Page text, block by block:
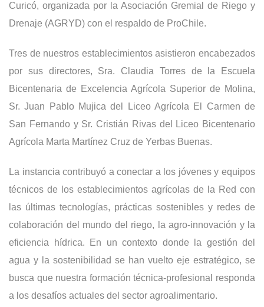
Curicó, organizada por la Asociación Gremial de Riego y
Drenaje (AGRYD) con el respaldo de ProChile.
Tres de nuestros establecimientos asistieron encabezados
por sus directores, Sra. Claudia Torres de la Escuela
Bicentenaria de Excelencia Agrícola Superior de Molina,
Sr. Juan Pablo Mujica del Liceo Agrícola El Carmen de
San Fernando y Sr. Cristián Rivas del Liceo Bicentenario
Agrícola Marta Martínez Cruz de Yerbas Buenas.
La instancia contribuyó a conectar a los jóvenes y equipos
técnicos de los establecimientos agrícolas de la Red con
las últimas tecnologías, prácticas sostenibles y redes de
colaboración del mundo del riego, la agro-innovación y la
eficiencia hídrica. En un contexto donde la gestión del
agua y la sostenibilidad se han vuelto eje estratégico, se
busca que nuestra formación técnica-profesional responda
a los desafíos actuales del sector agroalimentario.